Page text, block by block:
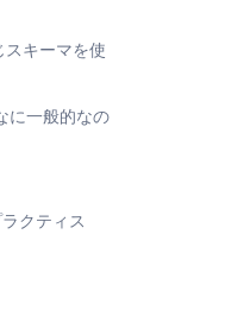
キーマを使
に一般的なの
クティス